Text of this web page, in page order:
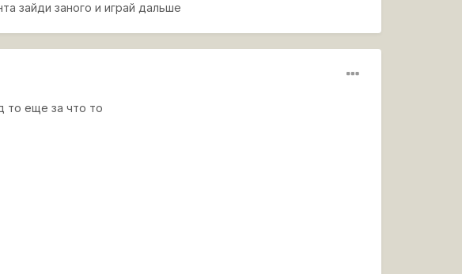
спамить в бою никак не мог.
зайди заного и играй дальше
то еще за что то